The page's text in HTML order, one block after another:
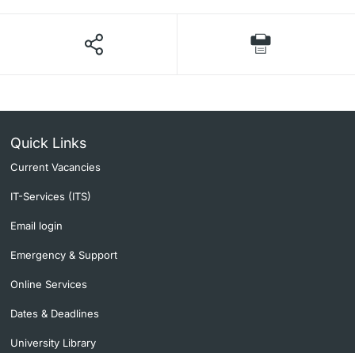
Quick Links
Current Vacancies
IT-Services (ITS)
Email login
Emergency & Support
Online Services
Dates & Deadlines
University Library